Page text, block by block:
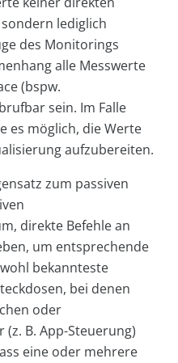
lediglich
des Monitorings
alle Messwerte
(bspw.
sein. Im Falle
es möglich, die Werte
aufzubereiten.
zum passiven
direkte Befehle an
um entsprechende
bekannteste
bei denen
oder
B. App-Steuerung)
eine oder mehrere